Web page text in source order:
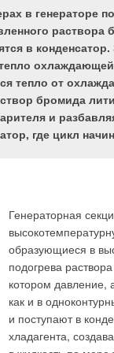
в генераторе
в
тепло от
бромида
и
где цикл
Генераторная
образующиеся в
подогрева
котором давление,
как и в
и поступают в
хладагента,
Данные
конвекторы в ряде
устанавливать как
дачах в сельской
отапливают также
установке газовых
республике
мобильных жилых
российский рынок.
Москве были
Brazilia; компания«
ROBURкак
электроникой,
влажностью в
компаний«
итальянской
Продолжая тему
французской
FRISQUET с точки
Особенности
сети, низкие
давлению газа на
помощи
российских
компании Frisquet
оснащены
давления газа в
При давлении
нормализации